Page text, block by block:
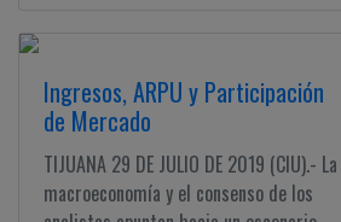
Ingresos, ARPU y Participación
de Mercado
TIJUANA 29 DE JULIO DE 2019 (CIU).- La
macroeconomía y el consenso de los